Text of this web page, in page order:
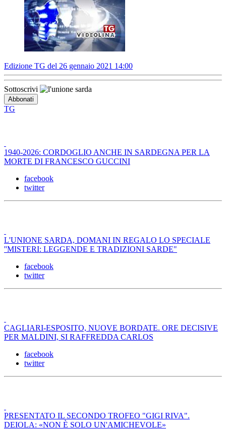
Edizione TG del 26 gennaio 2021 14:00
Sottoscrivi
TG
1940-2026: CORDOGLIO ANCHE IN SARDEGNA PER LA
MORTE DI FRANCESCO GUCCINI
facebook
twitter
L'UNIONE SARDA, DOMANI IN REGALO LO SPECIALE
''MISTERI: LEGGENDE E TRADIZIONI SARDE"
facebook
twitter
CAGLIARI-ESPOSITO, NUOVE BORDATE. ORE DECISIVE
PER MALDINI, SI RAFFREDDA CARLOS
facebook
twitter
PRESENTATO IL SECONDO TROFEO "GIGI RIVA".
DEIOLA: «NON È SOLO UN'AMICHEVOLE»